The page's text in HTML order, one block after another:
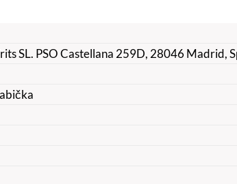
SL. PSO Castellana 259D, 28046 Madrid,